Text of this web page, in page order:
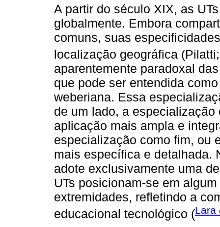
A partir do século XIX, as
globalmente. Embora
comuns, suas
localização geográfica
aparentemente paradoxal
que pode ser entendida
weberiana. Essa
de um lado, a
aplicação mais ampla e
especialização como fim, ou
mais específica e detalhada.
adote exclusivamente uma
UTs posicionam-se em
extremidades, refletindo a
educacional tecnológico (Lara